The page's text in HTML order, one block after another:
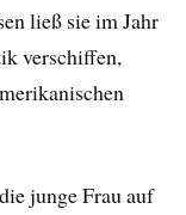
ließ sie im Jahr
verschiffen,
junge Frau auf